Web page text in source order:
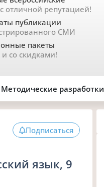
с отличной репутацией!
публикации
СМИ
пакеты
и со скидками!
Методические разработки
Подписаться
язык, 9